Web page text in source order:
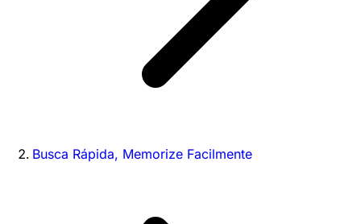
Busca Rápida, Memorize Facilmente